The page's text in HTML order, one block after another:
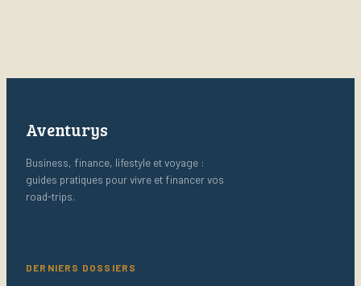
concurrentiel
Aventurys
Business, finance, lifestyle et voyage :
guides pratiques pour vivre et financer vos
road-trips.
DERNIERS DOSSIERS